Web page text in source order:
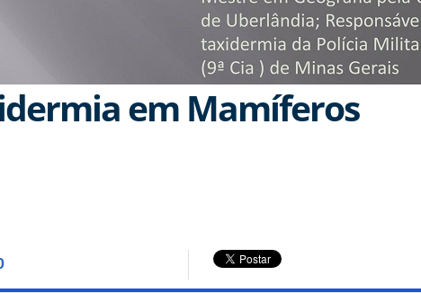
em Mamíferos